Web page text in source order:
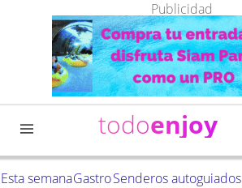
Publicidad
todoenjoy
Esta semanaGastroSenderos autoguiados